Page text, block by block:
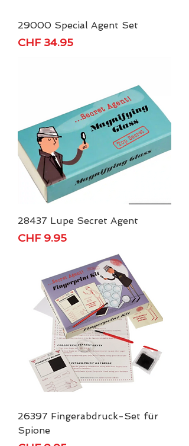
29000 Special Agent Set
Price
CHF 34.95
28437 Lupe Secret Agent
Price
CHF 9.95
26397 Fingerabdruck-Set für
Spione